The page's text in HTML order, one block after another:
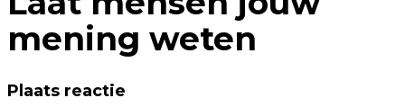
mening weten
Plaats reactie